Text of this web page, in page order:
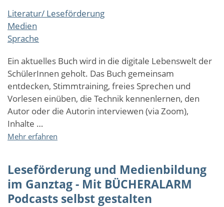
Literatur/ Leseförderung
Medien
Sprache
Ein aktuelles Buch wird in die digitale Lebenswelt der
SchülerInnen geholt. Das Buch gemeinsam
entdecken, Stimmtraining, freies Sprechen und
Vorlesen einüben, die Technik kennenlernen, den
Autor oder die Autorin interviewen (via Zoom),
Inhalte …
Mehr erfahren
Medienbildung
Ganztag
-
Leseförderung und Medienbildung
im Ganztag - Mit BÜCHERALARM
Podcasts selbst gestalten